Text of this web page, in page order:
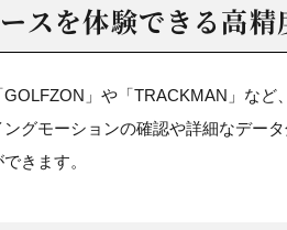
スを体験できる高精
」や「TRACKMAN」など
ングモーションの確認や詳細なデー
きます。